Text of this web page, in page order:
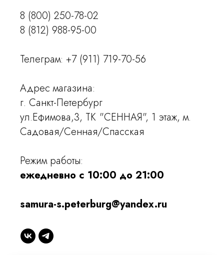
8 (800) 250-78-02
8 (812) 988-95-00
Телеграм: +7 (911) 719-70-56
Адрес магазина:
г. Санкт-Петербург
ул.Ефимова,3, ТК "СЕННАЯ", 1 этаж, м.
Садовая/Сенная/Спасская
Режим работы:
ежедневно с 10:00 до 21:00
samura-s.peterburg@yandex.ru